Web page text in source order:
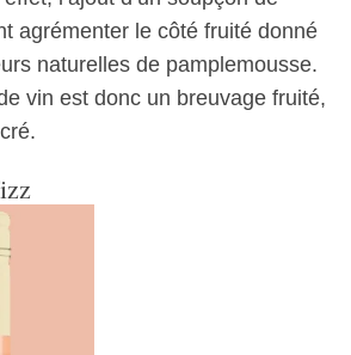
agrémenter le côté fruité donné
naturelles de pamplemousse.
vin est donc un breuvage fruité,